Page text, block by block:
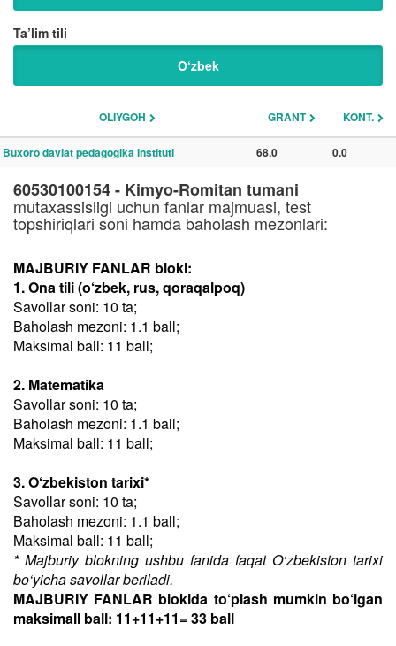
Ta’lim tili
O‘zbek
OLIYGOH GRANT KONT.
Buxoro davlat pedagogika instituti 68.0 0.0
60530100154 - Kimyo-Romitan tumani
mutaxassisligi uchun fanlar majmuasi, test
topshiriqlari soni hamda baholash mezonlari:
MAJBURIY FANLAR bloki:
1. Ona tili (o‘zbek, rus, qoraqalpoq)
Savollar soni: 10 ta;
Baholash mezoni: 1.1 ball;
Maksimal ball: 11 ball;
2. Matematika
Savollar soni: 10 ta;
Baholash mezoni: 1.1 ball;
Maksimal ball: 11 ball;
3. O‘zbekiston tarixi*
Savollar soni: 10 ta;
Baholash mezoni: 1.1 ball;
Maksimal ball: 11 ball;
* Majburiy blokning ushbu fanida faqat O‘zbekiston tarixi
bo‘yicha savollar beriladi.
MAJBURIY FANLAR blokida to‘plash mumkin bo‘lgan
maksimall ball: 11+11+11= 33 ball